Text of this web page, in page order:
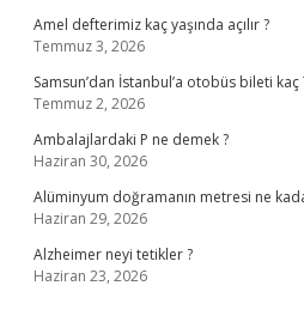
Amel defterimiz kaç yaşında açılır ?
Temmuz 3, 2026
Samsun’dan İstanbul’a otobüs bileti kaç
Temmuz 2, 2026
Ambalajlardaki P ne demek ?
Haziran 30, 2026
Alüminyum doğramanın metresi ne
Haziran 29, 2026
Alzheimer neyi tetikler ?
Haziran 23, 2026